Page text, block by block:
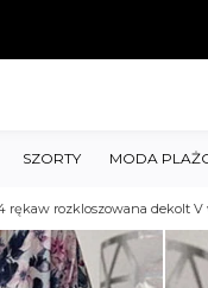
SZORTY MODA
rękaw rozkloszowana dekolt